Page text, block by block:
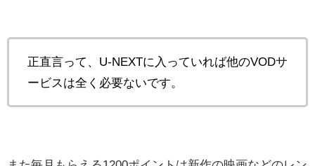
正直言って、U-NEXTに入っていれば他のVODサ
ービスは全く必要ないです。